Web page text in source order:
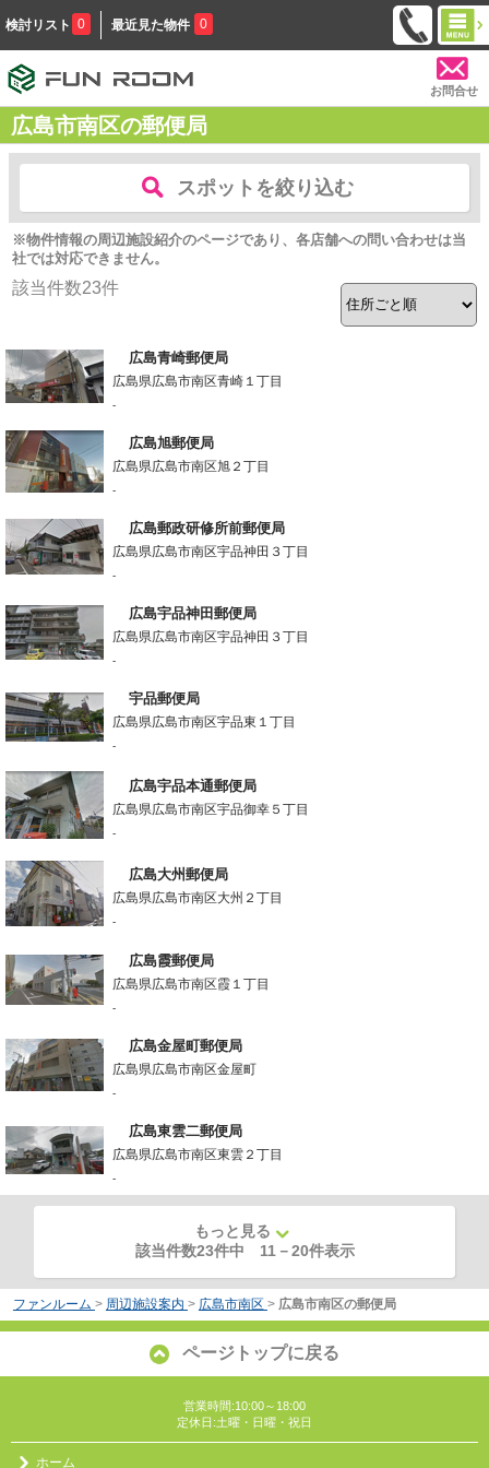
検討リスト 0 最近見た物件 0
お問合せ
広島市南区の郵便局
スポットを絞り込む
※物件情報の周辺施設紹介のページであり、各店舗への問い合わせは当
社では対応できません。
該当件数23件
広島青崎郵便局
広島県広島市南区青崎１丁目
-
広島旭郵便局
広島県広島市南区旭２丁目
-
広島郵政研修所前郵便局
広島県広島市南区宇品神田３丁目
-
広島宇品神田郵便局
広島県広島市南区宇品神田３丁目
-
宇品郵便局
広島県広島市南区宇品東１丁目
-
広島宇品本通郵便局
広島県広島市南区宇品御幸５丁目
-
広島大州郵便局
広島県広島市南区大州２丁目
-
広島霞郵便局
広島県広島市南区霞１丁目
-
広島金屋町郵便局
広島県広島市南区金屋町
-
広島東雲二郵便局
広島県広島市南区東雲２丁目
-
もっと見る
該当件数23件中 11 －20件表示
ファンルーム > 周辺施設案内 > 広島市南区 > 広島市南区の郵便局
ページトップに戻る
営業時間:10:00～18:00
定休日:土曜・日曜・祝日
ホーム